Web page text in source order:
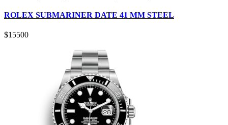
ROLEX SUBMARINER DATE 41 MM STEEL
$15500